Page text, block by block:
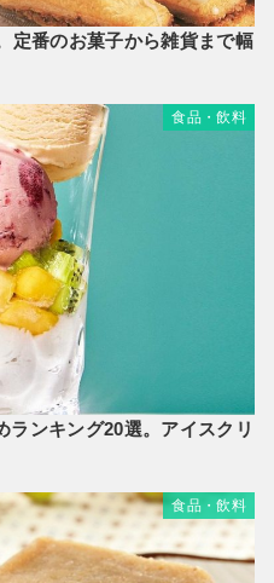
定番のお菓子から雑貨まで幅
食品・飲料
ランキング20選。アイスクリ
食品・飲料